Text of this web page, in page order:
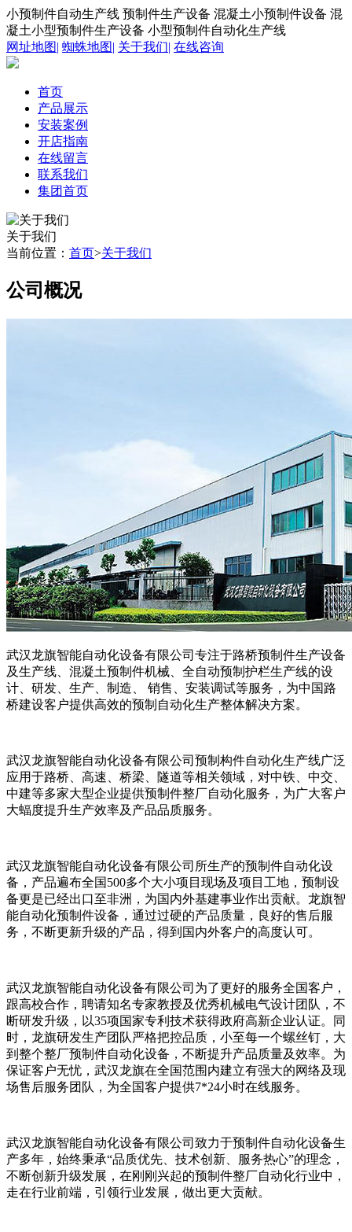
小预制件自动生产线 预制件生产设备 混凝土小预制件设备 混
凝土小型预制件生产设备 小型预制件自动化生产线
网址地图| 蜘蛛地图| 关于我们| 在线咨询
首页
产品展示
安装案例
开店指南
在线留言
联系我们
集团首页
关于我们
当前位置： 首页>关于我们
公司概况
武汉龙旗智能自动化设备有限公司专注于路桥预制件生产设备
及生产线、混凝土预制件机械、全自动预制护栏生产线的设
计、研发、生产、制造、 销售、安装调试等服务，为中国路
桥建设客户提供高效的预制自动化生产整体解决方案。
武汉龙旗智能自动化设备有限公司预制构件自动化生产线广泛
应用于路桥、高速、桥梁、隧道等相关领域，对中铁、中交、
中建等多家大型企业提供预制件整厂自动化服务，为广大客户
大蝠度提升生产效率及产品品质服务。
武汉龙旗智能自动化设备有限公司所生产的预制件自动化设
备，产品遍布全国500多个大小项目现场及项目工地，预制设
备更是已经出口至非洲，为国内外基建事业作出贡献。龙旗智
能自动化预制件设备，通过过硬的产品质量，良好的售后服
务，不断更新升级的产品，得到国内外客户的高度认可。
武汉龙旗智能自动化设备有限公司为了更好的服务全国客户，
跟高校合作，聘请知名专家教授及优秀机械电气设计团队，不
断研发升级，以35项国家专利技术获得政府高新企业认证。同
时，龙旗研发生产团队严格把控品质，小至每一个螺丝钉，大
到整个整厂预制件自动化设备，不断提升产品质量及效率。为
保证客户无忧，武汉龙旗在全国范围内建立有强大的网络及现
场售后服务团队，为全国客户提供7*24小时在线服务。
武汉龙旗智能自动化设备有限公司致力于预制件自动化设备生
产多年，始终秉承“品质优先、技术创新、服务热心”的理念，
不断创新升级发展，在刚刚兴起的预制件整厂自动化行业中，
走在行业前端，引领行业发展，做出更大贡献。